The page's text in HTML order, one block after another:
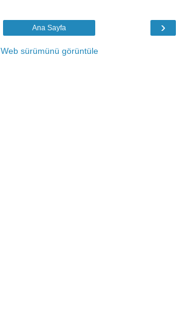
›
Ana Sayfa
Web sürümünü görüntüle